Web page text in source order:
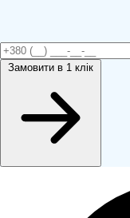
Замовити в 1 клік